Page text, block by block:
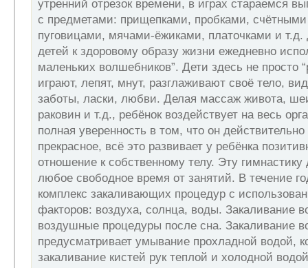
утренний отрезок времени, в играх стараемся
с предметами: прищепками, пробками,
пуговицами, мячами-ёжиками, платочками и
детей к здоровому образу жизни ежедневно
маленьких волшебников”. Дети здесь не просто
играют, лепят, мнут, разглаживают своё тело,
заботы, ласки, любви. Делая массаж живота,
раковин и т.д., ребёнок воздействует на весь
полная уверенность в том, что он действительно
прекрасное, всё это развивает у ребёнка
отношение к собственному телу. Эту
любое свободное время от занятий. В течение
комплекс закаливающих процедур с
факторов: воздуха, солнца, воды. Закаливание
воздушные процедуры после сна. Закаливание
предусматривает умывание прохладной водой,
закаливание кистей рук теплой и холодной